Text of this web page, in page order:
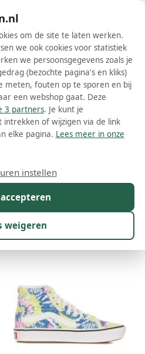
Wis filters Alle filters
van stijl, comfort en
dan de Vans SK8 HI
wereld en staan bekend
en tijdloze design. Of je nu
gaat, of gewoon van een casual
je outfit compleet maken en je
houden.
Snowboots
1 Kleur Prijs
om de site te laten werken.
we ook cookies voor statistiek
we persoonsgegevens zoals je
(bezochte pagina's en kliks)
meten, fouten op te sporen en bij
een webshop gaat. Deze
3 partners. Je kunt je
of wijzigen via de link
elke pagina. Lees meer in onze
weigeren
instellen